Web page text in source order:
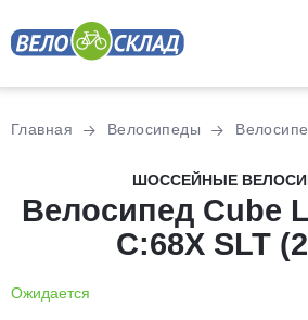
Главная Велосипеды
ШОССЕЙНЫЕ
Велосипед Cube
C:68X SLT
Ожидается
Разбейте
оплатуна части
без переплат